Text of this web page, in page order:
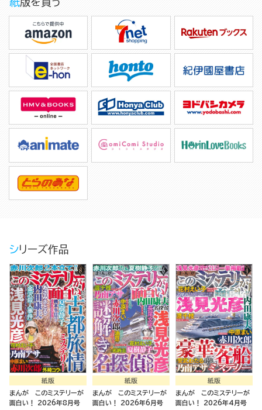
シリーズ作品
紙版
まんが このミステリーが
面白い！ 2026年8月号
紙版
まんが このミステリーが
面白い！ 2026年6月号
紙版
まんが このミステリーが
面白い！ 2026年4月号